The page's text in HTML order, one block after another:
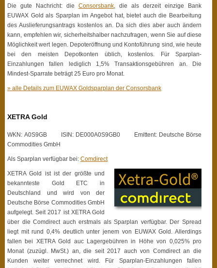
Die gute Nachricht: die Consorsbank , die als derzeit einzige Bank
EUWAX Gold als Sparplan im Angebot hat, bietet auch die Bearbeitung
des Auslieferungsantrags kostenlos an. Da sich dies aber auch ändern
kann, empfehlen wir, sicherheitshalber nachzufragen, wenn Sie auf diese
Möglichkeit wert legen. Depoteröffnung und Kontoführung sind, wie heute
bei den meisten Depotkonten üblich, kostenlos. Für Sparplan-
Einzahlungen fallen lediglich 1,5% Transaktionsgebühren an. Die
Mindest-Sparrate beträgt 25 Euro pro Monat.
» alle Details zum EUWAX Goldsparplan der Consorsbank
XETRA Gold
WKN: A0S9GB ISIN: DE000A0S9GB0 Emittent: Deutsche Börse
Commodities GmbH
Als Sparplan verfügbar bei: Comdirect
XETRA Gold ist ist der größte und
bekannteste Gold ETC in
Deutschland und wird von der
Deutsche Börse Commodities GmbH
aufgelegt. Seit 2017 ist XETRA Gold
über die Comdirect auch erstmals als Sparplan verfügbar. Der Spread
liegt mit rund 0,4% deutlich unter jenem von EUWAX Gold. Allerdings
fallen bei XETRA Gold auc Lagergebühren in Höhe von 0,025% pro
Monat (zuzügl. MwSt.) an, die seit 2017 auch von Comdirect an die
Kunden weiter verrechnet wird. Für Sparplan-Einzahlungen fallen